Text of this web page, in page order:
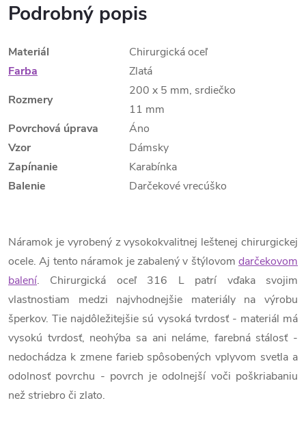
Podrobný popis
Materiál
Chirurgická oceľ
Farba
Zlatá
Rozmery
200 x 5 mm, srdiečko
11 mm
Povrchová úprava
Áno
Vzor
Dámsky
Zapínanie
Karabínka
Balenie
Darčekové vrecúško
Náramok je vyrobený z vysokokvalitnej leštenej chirurgickej
ocele. Aj tento náramok je zabalený v štýlovom darčekovom
balení. Chirurgická oceľ 316 L patrí vďaka svojim
vlastnostiam medzi najvhodnejšie materiály na výrobu
šperkov. Tie najdôležitejšie sú vysoká tvrdosť - materiál má
vysokú tvrdosť, neohýba sa ani neláme, farebná stálosť -
nedochádza k zmene farieb spôsobených vplyvom svetla a
odolnosť povrchu - povrch je odolnejší voči poškriabaniu
než striebro či zlato.